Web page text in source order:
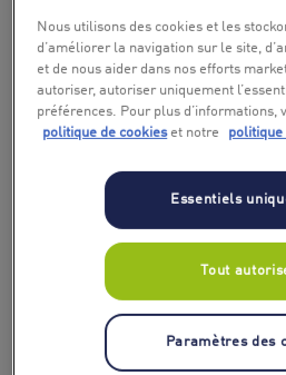
Nous utilisons des cookies et les
d’améliorer la navigation sur le site,
et de nous aider dans nos efforts
autoriser, autoriser uniquement
préférences. Pour plus d’informations,
politique de cookieset notre politique
Essentiels
Tout
Paramètres des